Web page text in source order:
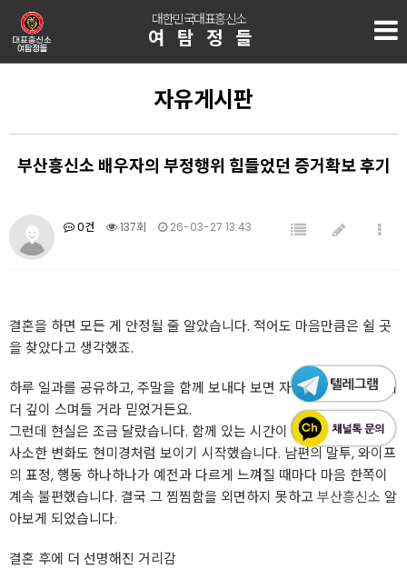
대한민국대표흥신소
여탐정들
자유게시판
부산흥신소 배우자의 부정행위 힘들었던 증거확보 후기
0건 137회 26-03-27 13:43
결혼을 하면 모든 게 안정될 줄 알았습니다. 적어도 마음만큼은 쉴 곳
을 찾았다고 생각했죠.
하루 일과를 공유하고, 주말을 함께 보내다 보면 자연스럽게 서로에게
더 깊이 스며들 거라 믿었거든요.
그런데 현실은 조금 달랐습니다. 함께 있는 시간이 늘어난 만큼, 아주
사소한 변화도 현미경처럼 보이기 시작했습니다. 남편의 말투, 와이프
의 표정, 행동 하나하나가 예전과 다르게 느껴질 때마다 마음 한쪽이
계속 불편했습니다. 결국 그 찜찜함을 외면하지 못하고부산흥신소 알
아보게 되었습니다.
결혼 후에 더 선명해진 거리감